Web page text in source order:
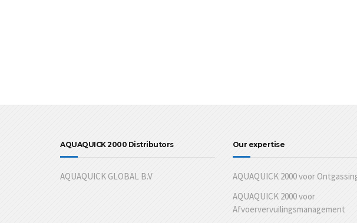
AQUAQUICK 2000 Distributors
AQUAQUICK GLOBAL B.V
Our expertise
AQUAQUICK 2000 voor
AQUAQUICK 2000 voor
Afvoervervuilingsmanagement